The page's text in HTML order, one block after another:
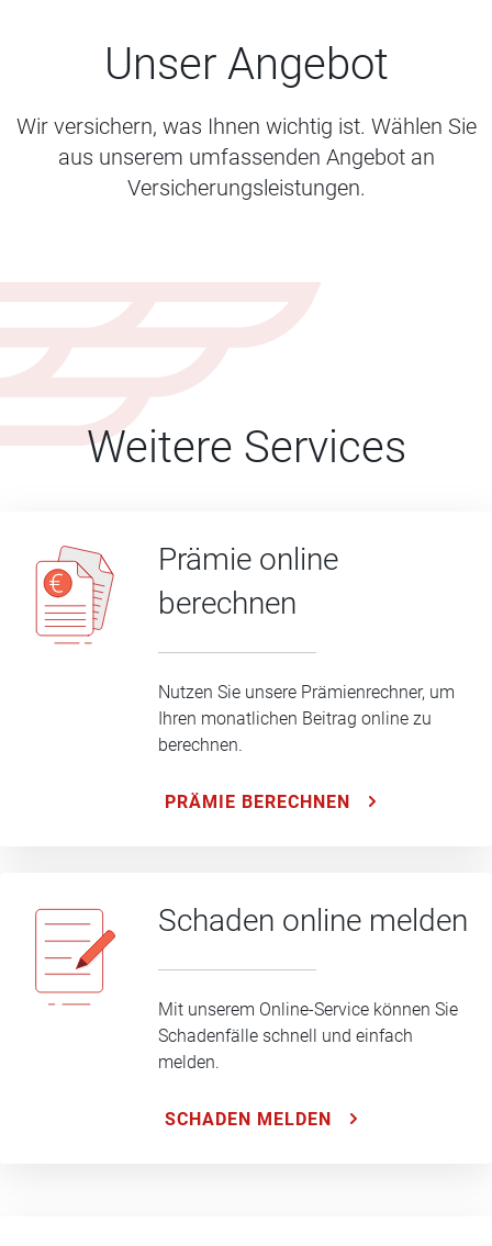
Unser Angebot
Wir versichern, was Ihnen wichtig ist. Wählen Sie
aus unserem umfassenden Angebot an
Versicherungsleistungen.
Weitere Services
Prämie online
berechnen
Nutzen Sie unsere Prämienrechner, um
Ihren monatlichen Beitrag online zu
berechnen.
PRÄMIE BERECHNEN
Schaden online melden
Mit unserem Online-Service können Sie
Schadenfälle schnell und einfach
melden.
SCHADEN MELDEN